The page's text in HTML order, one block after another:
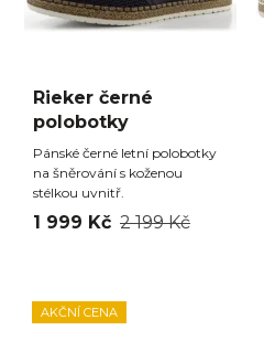
Rieker černé
polobotky
Pánské černé letní polobotky
na šněrování s koženou
stélkou uvnitř.
1 999 Kč 2 199 Kč
AKČNÍ CENA